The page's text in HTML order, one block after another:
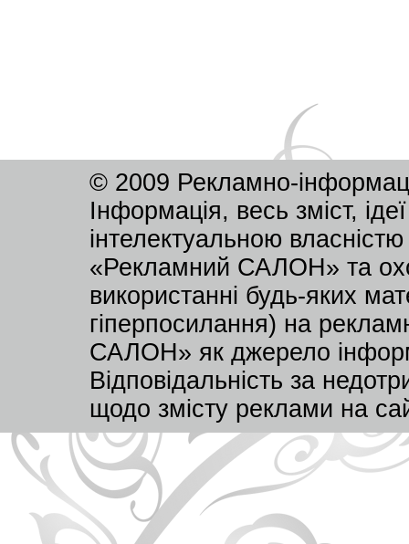
© 2009 Рекламно-
Інформація, весь зміст,
інтелектуальною
«Рекламний САЛОН» та
використанні будь-яких
гіперпосилання) на
САЛОН» як джерело
Відповідальність за
щодо змісту реклами на